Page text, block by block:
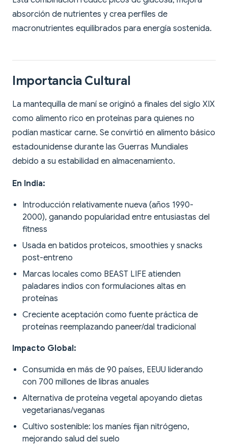
absorción de nutrientes y crea perfiles de
macronutrientes equilibrados para energía sostenida.
Importancia Cultural
La mantequilla de maní se originó a finales del siglo XIX
como alimento rico en proteínas para quienes no
podían masticar carne. Se convirtió en alimento básico
estadounidense durante las Guerras Mundiales
debido a su estabilidad en almacenamiento.
En India:
Introducción relativamente nueva (años 1990-
2000), ganando popularidad entre entusiastas del
fitness
Usada en batidos proteicos, smoothies y snacks
post-entreno
Marcas locales como BEAST LIFE atienden
paladares indios con formulaciones altas en
proteínas
Creciente aceptación como fuente práctica de
proteínas reemplazando paneer/dal tradicional
Impacto Global:
Consumida en más de 90 países, EEUU liderando
con 700 millones de libras anuales
Alternativa de proteína vegetal apoyando dietas
vegetarianas/veganas
Cultivo sostenible: los maníes fijan nitrógeno,
mejorando salud del suelo